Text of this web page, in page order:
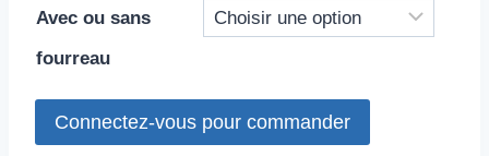
Avec ou sans
fourreau
Connectez-vous pour commander